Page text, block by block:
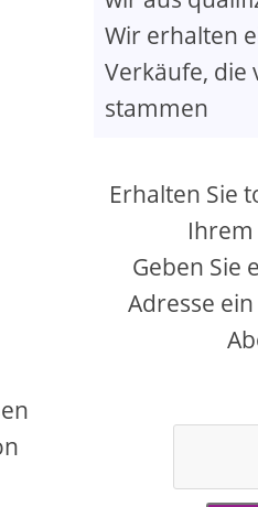
Wir erhalten
Verkäufe, die
stammen
Erhalten Sie
Ihrem
Geben Sie
Adresse